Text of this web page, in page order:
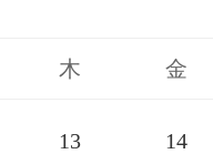
木 金
13 14